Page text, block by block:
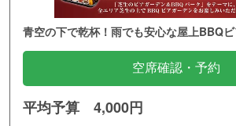
青空の下で乾杯！雨でも安心な屋上BBQ
空席確認・予約
平均予算 4,000円